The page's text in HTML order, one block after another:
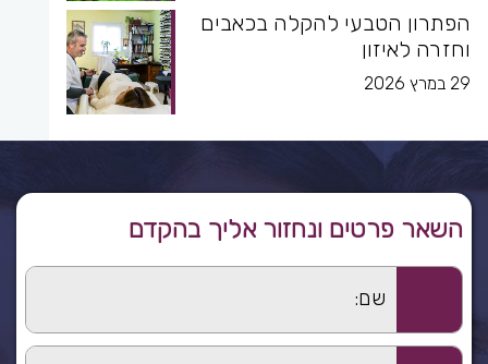
הפתרון הטבעי להקלה בכאבים
וחזרה לאיזון
29 במרץ 2026
השאר פרטים ונחזור אליך בהקדם